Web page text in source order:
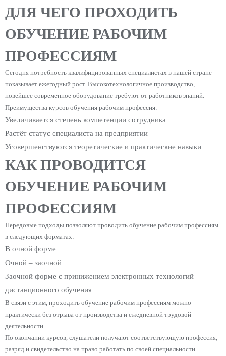
ДЛЯ ЧЕГО ПРОХОДИТЬ
ОБУЧЕНИЕ РАБОЧИМ
ПРОФЕССИЯМ
Сегодня потребность квалифицированных специалистах в нашей стране
показывает ежегодный рост. Высокотехнологичное производство,
новейшее современное оборудование требуют от работников знаний.
Преимущества курсов обучения рабочим профессия:
Увеличивается степень компетенции сотрудника
Растёт статус специалиста на предприятии
Усовершенствуются теоретические и практические навыки
КАК ПРОВОДИТСЯ
ОБУЧЕНИЕ РАБОЧИМ
ПРОФЕССИЯМ
Передовые подходы позволяют проводить обучение рабочим профессиям
в следующих форматах:
В очной форме
Очной – заочной
Заочной форме с принижением электронных технологий
дистанционного обучения
В связи с этим, проходить обучение рабочим профессиям можно
практически без отрыва от производства и ежедневной трудовой
деятельности.
По окончании курсов, слушатели получают соответствующую профессия,
разряд и свидетельство на право работать по своей специальности